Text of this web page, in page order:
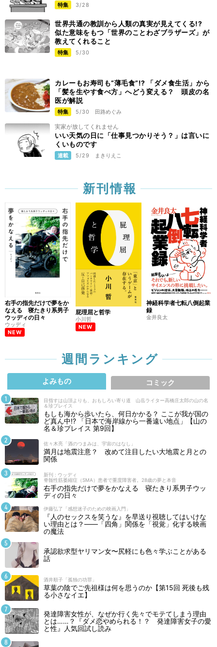
特集 3/28
世界共通の教訓から人類の真実が見えてくる!?
似た意味をもつ「世界のことわざブラザーズ」が
教えてくれること
特集 5/30
カレーもお寿司も“薄毛食”!? 「ダメ食生活」から
「髪を生やす食べ方」へどう変える？ 頭皮の名
医が解説
特集 5/30 田路めぐみ
実家が放してくれません
いい天気の日に「仕事見つかりそう？」は言いに
くいものです
連載 5/29 まきりえこ
新刊情報
右手の指先だけで夢をか
なえる 寝たきり系男子
ウッディの日々
ウッディ
NEW
屁理屈と哲学
小川哲
NEW
神経科学者七転八倒起業
録
金井良太
週間ランキング
よみもの コミック
目指すは山頂よりも、おもしろい寄り道 山岳ライター高橋庄太郎の山の名
＆珍プレイス
もしも海から歩いたら、何日かかる？ ここが我が国の
ど真ん中!? 「日本で海岸線から一番遠い地点」【山の
名＆珍プレイス 第9回】
佐々木亮「酒のつまみは、宇宙のはなし」
満月は地震注意？ 改めて注目したい大地震と月との
関係
新刊 : ウッディ
脊髄性筋萎縮症（SMA）患者で重度障害者。28歳の夢と本音
右手の指先だけで夢をかなえる 寝たきり系男子ウッ
ディの日々
伊藤弘了「感想迷子のための映画入門」
『人のセックスを笑うな』を早送り視聴してはいけな
い理由とは？――「四角」関係を「視覚」化する映画
の魔法
承認欲求型ヤリマン女〜尻軽にも色々学ぶことがある
話
酒井順子「孤独の功罪」
草葉の陰でご先祖様は何を思うのか【第15回 死後も残
る小さなイエ】
発達障害女性が、なぜか行く先々でモテてしまう理由
とは……？『ダメ恋やめられる！？ 発達障害女子の愛
と性』人気回試し読み